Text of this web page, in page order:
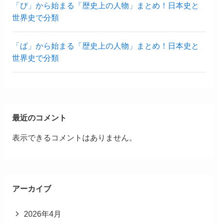
「ぴ」から始まる「歴史上の人物」まとめ！日本史と
世界史で分類
「ぱ」から始まる「歴史上の人物」まとめ！日本史と
世界史で分類
最近のコメント
表示できるコメントはありません。
アーカイブ
2026年4月